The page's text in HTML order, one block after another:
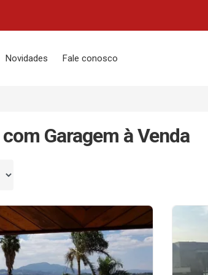
Novidades Fale conosco
Garagem à Venda